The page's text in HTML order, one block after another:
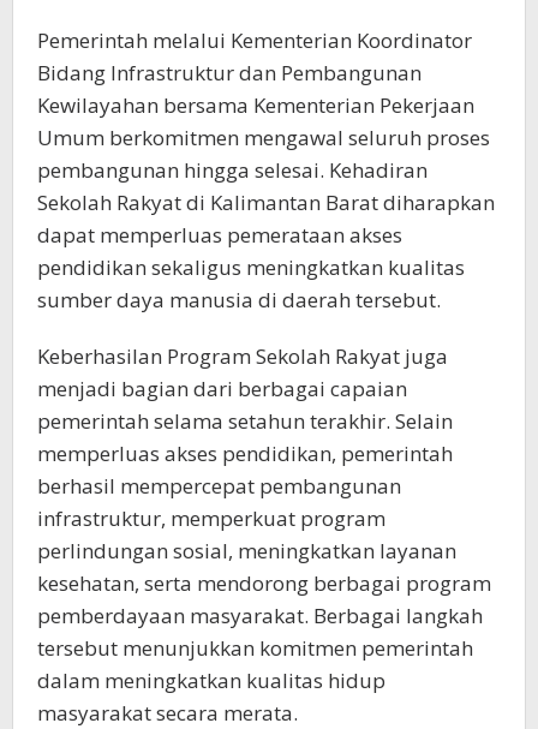
Pemerintah melalui Kementerian Koordinator
Bidang Infrastruktur dan Pembangunan
Kewilayahan bersama Kementerian Pekerjaan
Umum berkomitmen mengawal seluruh proses
pembangunan hingga selesai. Kehadiran
Sekolah Rakyat di Kalimantan Barat diharapkan
dapat memperluas pemerataan akses
pendidikan sekaligus meningkatkan kualitas
sumber daya manusia di daerah tersebut.
Keberhasilan Program Sekolah Rakyat juga
menjadi bagian dari berbagai capaian
pemerintah selama setahun terakhir. Selain
memperluas akses pendidikan, pemerintah
berhasil mempercepat pembangunan
infrastruktur, memperkuat program
perlindungan sosial, meningkatkan layanan
kesehatan, serta mendorong berbagai program
pemberdayaan masyarakat. Berbagai langkah
tersebut menunjukkan komitmen pemerintah
dalam meningkatkan kualitas hidup
masyarakat secara merata.